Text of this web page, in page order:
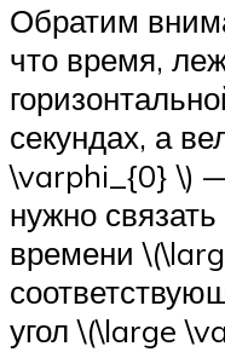
Обратим
что время,
секундах, а
\varphi_{0} \)
нужно
времени
угол \(\large